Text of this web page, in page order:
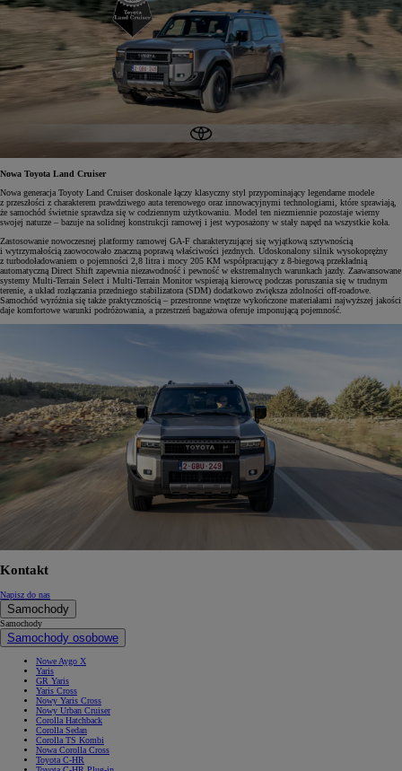
Nowa Toyota Land Cruiser
Nowa generacja Toyoty Land Cruiser doskonale łączy klasyczny styl przypominający legendarne modele
z przeszłości z charakterem prawdziwego auta terenowego oraz innowacyjnymi technologiami, które sprawiają,
że samochód świetnie sprawdza się w codziennym użytkowaniu. Model ten niezmiennie pozostaje wierny
swojej naturze – bazuje na solidnej konstrukcji ramowej i jest wyposażony w stały napęd na wszystkie koła.
Zastosowanie nowoczesnej platformy ramowej GA-F charakteryzującej się wyjątkową sztywnością
i wytrzymałością zaowocowało znaczną poprawą właściwości jezdnych. Udoskonalony silnik wysokoprężny
z turbodoładowaniem o pojemności 2,8 litra i mocy 205 KM współpracujący z 8-biegową przekładnią
automatyczną Direct Shift zapewnia niezawodność i pewność w ekstremalnych warunkach jazdy. Zaawansowane
systemy Multi-Terrain Select i Multi-Terrain Monitor wspierają kierowcę podczas poruszania się w trudnym
terenie, a układ rozłączania przedniego stabilizatora (SDM) dodatkowo zwiększa zdolności off-roadowe.
Samochód wyróżnia się także praktycznością – przestronne wnętrze wykończone materiałami najwyższej jakości
daje komfortowe warunki podróżowania, a przestrzeń bagażowa oferuje imponującą pojemność.
Kontakt
Napisz do nas
Samochody
Samochody
Samochody osobowe
Nowe Aygo X
Yaris
GR Yaris
Yaris Cross
Nowy Yaris Cross
Nowy Urban Cruiser
Corolla Hatchback
Corolla Sedan
Corolla TS Kombi
Nowa Corolla Cross
Toyota C-HR